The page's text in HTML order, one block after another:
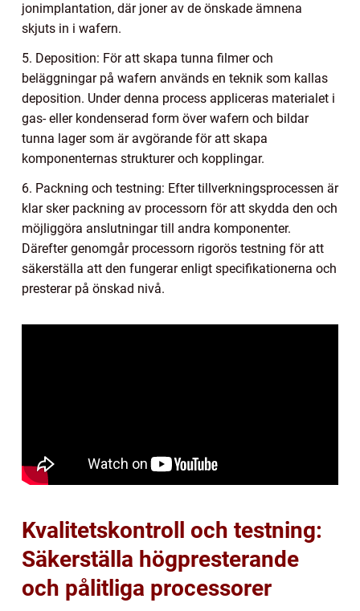
jonimplantation, där joner av de önskade ämnena
skjuts in i wafern.
5. Deposition: För att skapa tunna filmer och
beläggningar på wafern används en teknik som kallas
deposition. Under denna process appliceras materialet i
gas- eller kondenserad form över wafern och bildar
tunna lager som är avgörande för att skapa
komponenternas strukturer och kopplingar.
6. Packning och testning: Efter tillverkningsprocessen är
klar sker packning av processorn för att skydda den och
möjliggöra anslutningar till andra komponenter.
Därefter genomgår processorn rigorös testning för att
säkerställa att den fungerar enligt specifikationerna och
presterar på önskad nivå.
Kvalitetskontroll och testning:
Säkerställa högpresterande
och pålitliga processorer